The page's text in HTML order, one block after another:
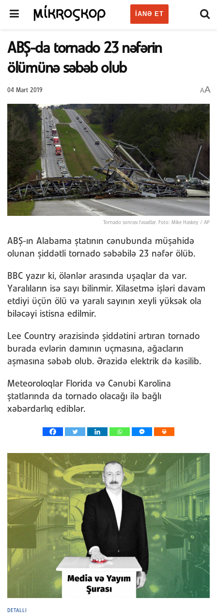
IANƏ ET
ABŞ-da tornado 23 nəfərin
ölümünə səbəb olub
04 Mart 2019 AA
Tornado sonrası fəsadlar. Foto: Mike Haskey / AP
ABŞ-ın Alabama ştatının cənubunda müşahidə
olunan şiddətli tornado səbəbilə 23 nəfər ölüb.
BBC yazır ki, ölənlər arasında uşaqlar da var.
Yaralıların isə sayı bilinmir. Xilasetmə işləri davam
etdiyi üçün ölü və yaralı sayının xeyli yüksək ola
biləcəyi istisna edilmir.
Lee Country ərazisində şiddətini artıran tornado
burada evlərin damının uçmasına, ağacların
aşmasına səbəb olub. Ərazidə elektrik də kəsilib.
Meteoroloqlar Florida və Cənubi Karolina
ştatlarında da tornado olacağı ilə bağlı
xəbərdarlıq ediblər.
DETALLI